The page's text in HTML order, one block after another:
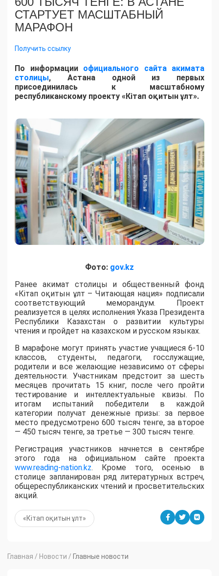
СТАРТУЕТ МАСШТАБНЫЙ
МАРАФОН
Получить ссылку
По информации официального сайта акимата
столицы, Астана одной из первых
присоединилась к масштабному
республиканскому проекту «Кітап оқитын ұлт».
Фото: gov.kz
Ранее акимат столицы и общественный фонд
«Кітап оқитын ұлт – Читающая нация» подписали
соответствующий меморандум. Проект
реализуется в целях исполнения Указа Президента
Республики Казахстан о развитии культуры
чтения и пройдет на казахском и русском языках.
В марафоне могут принять участие учащиеся 6-10
классов, студенты, педагоги, госслужащие,
родители и все желающие независимо от сферы
деятельности. Участникам предстоит за шесть
месяцев прочитать 15 книг, после чего пройти
тестирование и интеллектуальные квизы. По
итогам испытаний победители в каждой
категории получат денежные призы: за первое
место предусмотрено 600 тысяч тенге, за второе
— 450 тысяч тенге, за третье — 300 тысяч тенге.
Регистрация участников начнется в сентябре
этого года на официальном сайте проекта
www.reading-nation.kz. Кроме того, осенью в
столице запланирован ряд литературных встреч,
общереспубликанских чтений и просветительских
акций.
«Кітап оқитын ұлт»
Главная / Новости / Главные новости